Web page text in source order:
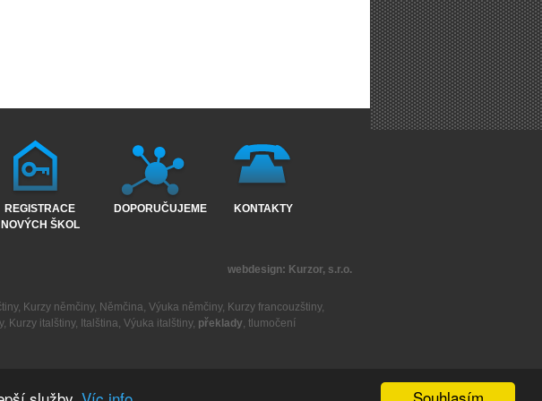
REGISTRACE
NOVÝCH ŠKOL
DOPORUČUJEME KONTAKTY
webdesign: Kurzor, s.r.o.
, Kurzy němčiny, Němčina, Výuka němčiny, Kurzy francouzštiny,
, Kurzy italštiny, Italština, Výuka italštiny, překlady, tlumočení